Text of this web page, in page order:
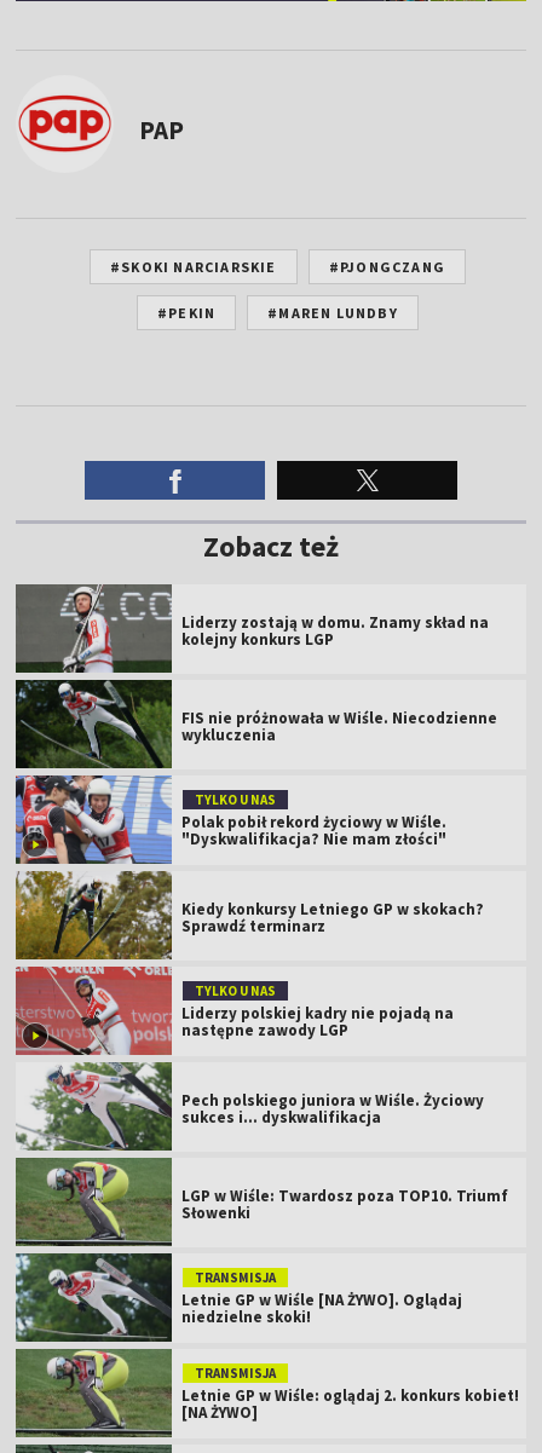
PAP
#SKOKI NARCIARSKIE #PJONGCZANG
#PEKIN #MAREN LUNDBY
Zobacz też
Liderzy zostają w domu. Znamy skład na
kolejny konkurs LGP
FIS nie próżnowała w Wiśle. Niecodzienne
wykluczenia
TYLKO U NAS
Polak pobił rekord życiowy w Wiśle.
"Dyskwalifikacja? Nie mam złości"
Kiedy konkursy Letniego GP w skokach?
Sprawdź terminarz
TYLKO U NAS
Liderzy polskiej kadry nie pojadą na
następne zawody LGP
Pech polskiego juniora w Wiśle. Życiowy
sukces i... dyskwalifikacja
LGP w Wiśle: Twardosz poza TOP10. Triumf
Słowenki
TRANSMISJA
Letnie GP w Wiśle [NA ŻYWO]. Oglądaj
niedzielne skoki!
TRANSMISJA
Letnie GP w Wiśle: oglądaj 2. konkurs kobiet!
[NA ŻYWO]